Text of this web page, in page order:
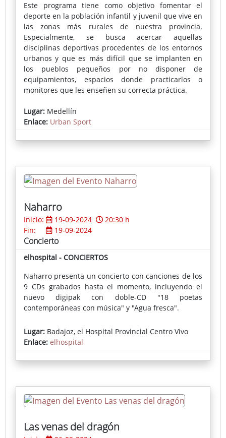
Este programa tiene como objetivo fomentar el
deporte en la población infantil y juvenil que vive en
las zonas más rurales de nuestra provincia.
Especialmente, se busca acercar aquellas
disciplinas deportivas procedentes de los entornos
urbanos y que es más difícil que se implanten en
los pueblos pequeños por no disponer de
equipamientos, espacios donde practicarlos o
monitores que les enseñen su correcta práctica.
En cada localidad se instala una pista deportiva
portátil donde se puede practicar skate, voleibol,
actividades muy demandadas por los más jóvenes.
Lugar: Medellín
Enlace: Urban Sport
Naharro
Inicio: 19-09-2024
20:30 h
Fin:
19-09-2024
Concierto
elhospital - CONCIERTOS
Naharro presenta un concierto con canciones de los
9 CDs grabados hasta el momento, incluyendo el
nuevo digipak con doble-CD "18 poetas
contemporáneas con música" y "Agua fresca".
Lugar: Badajoz, el Hospital Provincial Centro Vivo
Enlace: elhospital
Las venas del dragón